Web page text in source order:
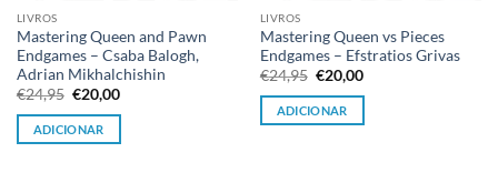
LIVROS
Mastering Queen and Pawn
Endgames – Csaba Balogh,
Adrian Mikhalchishin
€24,95 O
preço
original
era:
€20,00O
atual
ADICIONAR
LIVROS
Mastering Queen vs Pieces
Endgames – Efstratios Grivas
€24,95 O
preço
original
era:
€20,00O
atual
ADICIONAR